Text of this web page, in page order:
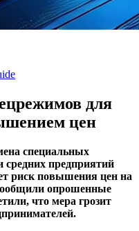
для
цен
специальных
предприятий
риск повышения цен на
опрошенные
что мера грозит